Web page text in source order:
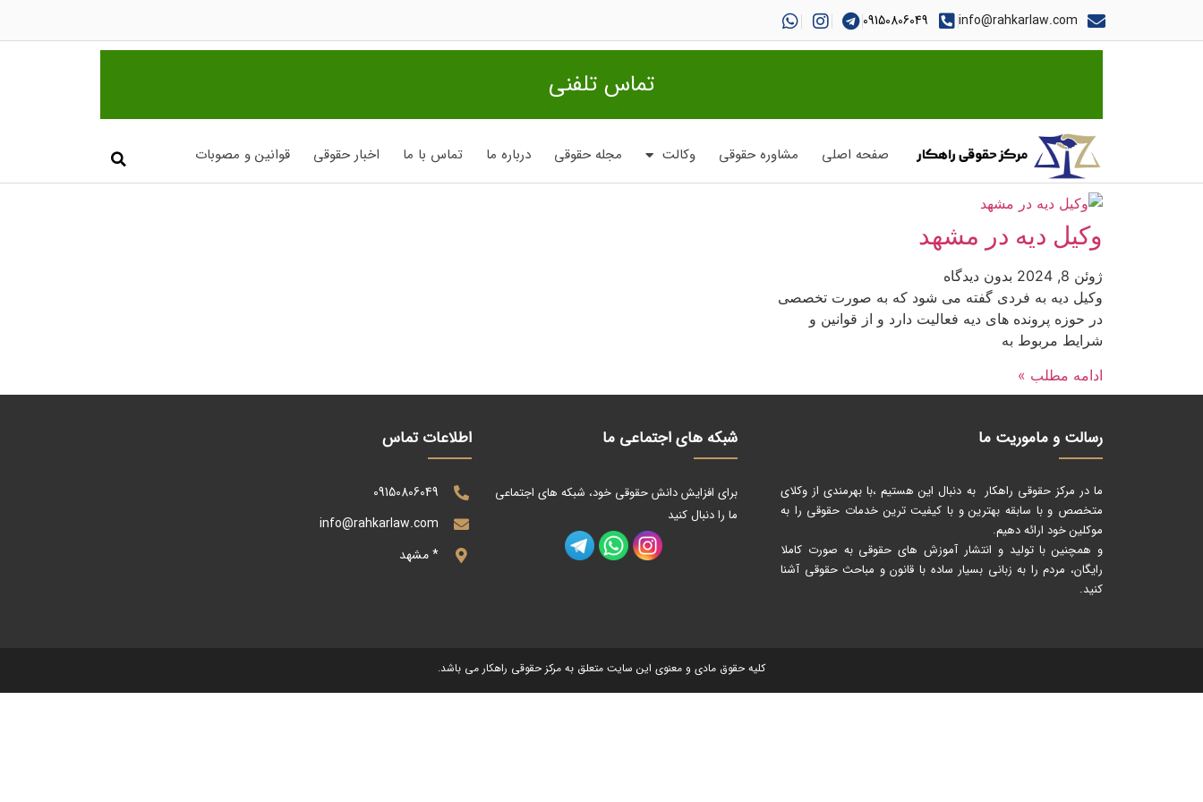
info@rahkarlaw.com
09150806049
تماس تلفنی
صفحه اصلی مشاوره حقوقی وکالت مجله حقوقی درباره ما تماس با ما اخبار حقوقی قوانین و مصوبات
وکیل دیه در مشهد
ژوئن 8, 2024
بدون دیدگاه
وکیل دیه به فردی گفته می شود که به صورت تخصصی
در حوزه پرونده های دیه فعالیت دارد و از قوانین و
شرایط مربوط به
ادامه مطلب »
رسالت و ماموریت ما
ما در مرکز حقوقی راهکار به دنبال این هستیم ،با بهرمندی از وکلای
متخصص و با سابقه بهترین و با کیفیت ترین خدمات حقوقی را به
موکلین خود ارائه دهیم.
و همچنین با تولید و انتشار آموزش های حقوقی به صورت کاملا
رایگان، مردم را به زبانی بسیار ساده با قانون و مباحث حقوقی آشنا
کنید.
شبکه های اجتماعی ما
برای افزایش دانش حقوقی خود، شبکه های اجتماعی
ما را دنبال کنید
اطلاعات تماس
09150806049
info@rahkarlaw.com
* مشهد
کلیه حقوق مادی و معنوی این سایت متعلق به مرکز حقوقی راهکار می باشد.